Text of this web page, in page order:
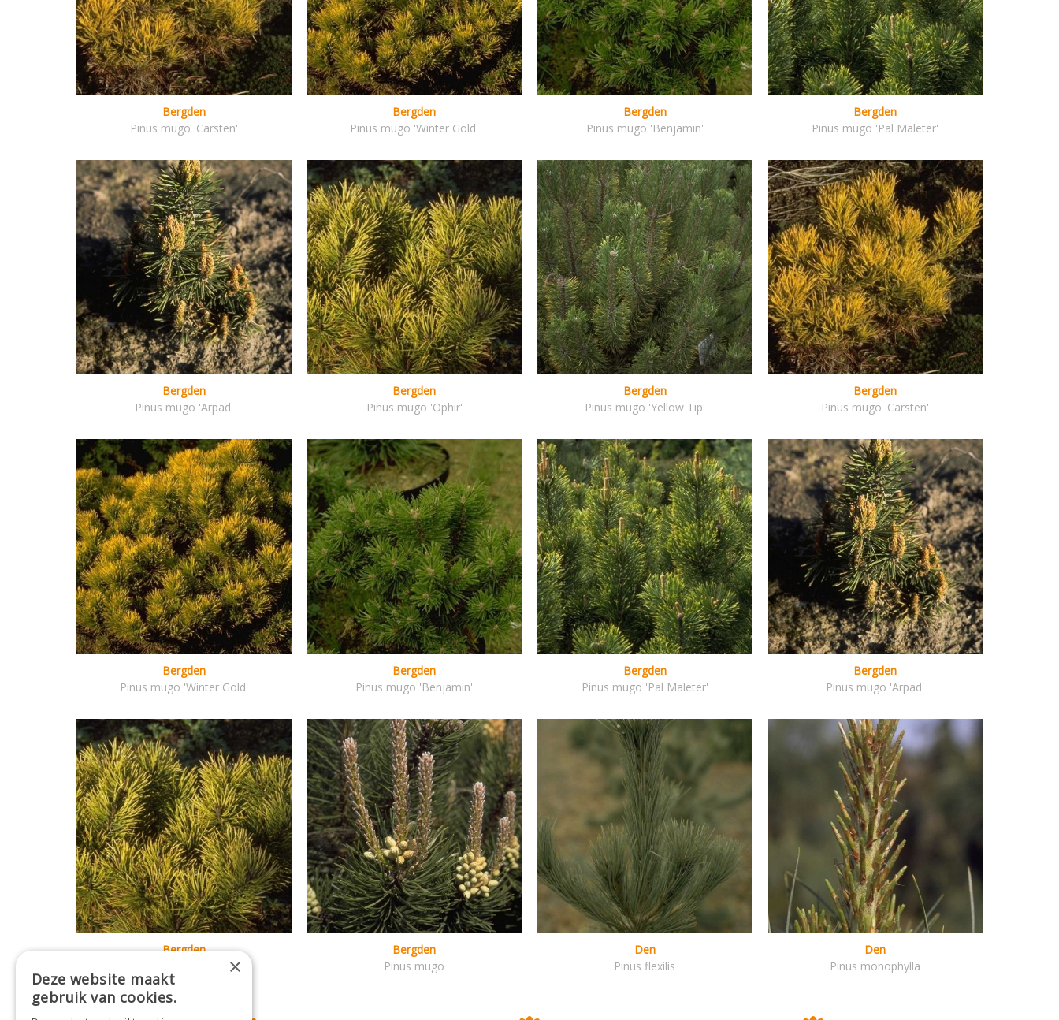
Bergden
Pinus mugo 'Carsten'
Bergden
Pinus mugo 'Winter Gold'
Bergden
Pinus mugo 'Benjamin'
Bergden
Pinus mugo 'Pal Maleter'
Bergden
Pinus mugo 'Arpad'
Bergden
Pinus mugo 'Ophir'
Bergden
Pinus mugo 'Yellow Tip'
Bergden
Pinus mugo 'Carsten'
Bergden
Pinus mugo 'Winter Gold'
Bergden
Pinus mugo 'Benjamin'
Bergden
Pinus mugo 'Pal Maleter'
Bergden
Pinus mugo 'Arpad'
Bergden
Pinus mugo 'Ophir'
Bergden
Pinus mugo
Den
Pinus flexilis
Den
Pinus monophylla
×
Deze website maakt
gebruik van cookies.